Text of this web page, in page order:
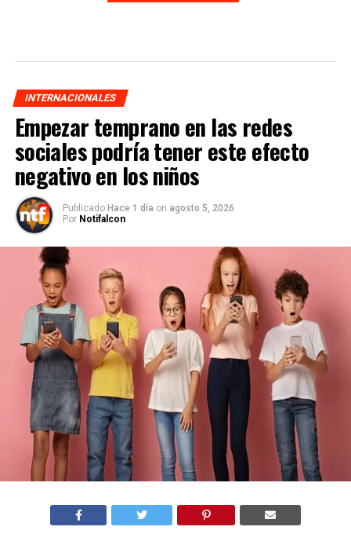
INTERNACIONALES
Empezar temprano en las redes
sociales podría tener este efecto
negativo en los niños
Publicado Hace 1 día on agosto 5, 2026
Por Notifalcon